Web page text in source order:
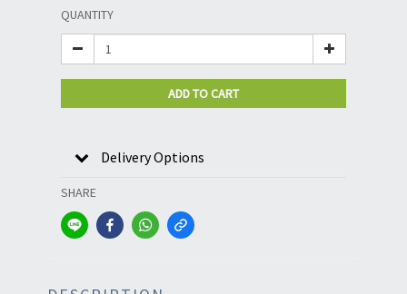
QUANTITY
ADD TO CART
Delivery Options
SHARE